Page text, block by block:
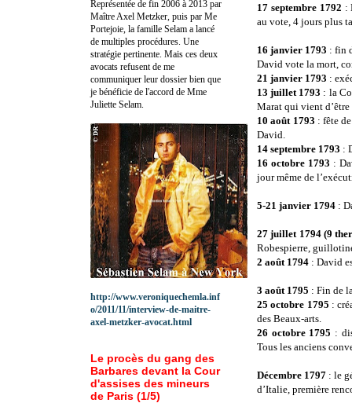
17 septembre 1792 :
au vote, 4 jours plus
16 janvier 1793 : fin
David vote la mort,
21 janvier 1793 :
13 juillet 1793 : la
Marat qui vient d’être
10 août 1793 : fête
David.
14 septembre 1793 :
16 octobre 1793 :
jour même de
5-21 janvier 1794 :
27 juillet 1794 (9
Robespierre,
2 août 1794 : David
3 août 1795 : Fin de
25 octobre 1795 :
des Beaux-arts.
26 octobre 1795 :
Tous les anciens
Décembre 1797 : le
d’Italie, première
Représentée de fin 2006 à 2013 par
Maître Axel Metzker, puis par Me
Portejoie, la famille Selam a lancé
de multiples procédures. Une
stratégie pertinente. Mais ces deux
avocats refusent de me
communiquer leur dossier bien que
je bénéficie de l'accord de Mme
Juliette Selam.
http://www.veroniquechemla.inf
o/2011/11/interview-de-maitre-
axel-metzker-avocat.html
Le procès du gang des
Barbares devant la Cour
d'assises des mineurs
de Paris (1/5)